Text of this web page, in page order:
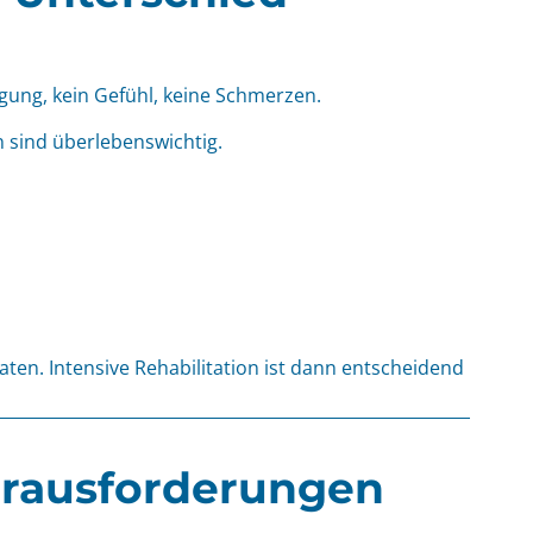
kein Gefühl, keine Schmerzen.
sind überlebenswichtig.
Intensive Rehabilitation ist dann entscheidend